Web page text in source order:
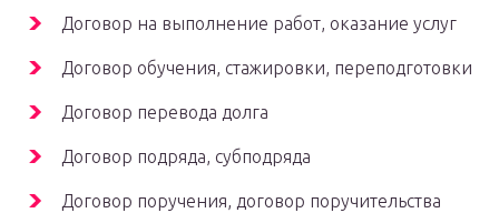
Договор на выполнение работ, оказание услуг
Договор обучения, стажировки, переподготовки
Договор перевода долга
Договор подряда, субподряда
Договор поручения, договор поручительства